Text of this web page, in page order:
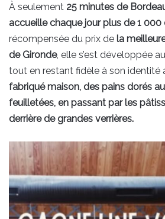
À seulement 25 minutes de
accueille chaque jour plus de 1 000
récompensée du prix de la
de Gironde, elle s’est développée
tout en restant fidèle à son identité
fabriqué maison, des pains dorés
feuilletées, en passant par les
derrière de grandes verrières.